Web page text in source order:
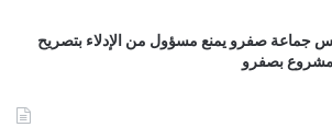
جماعة صفرو يمنع مسؤول من الإدلاء بتصريح
بصفرو